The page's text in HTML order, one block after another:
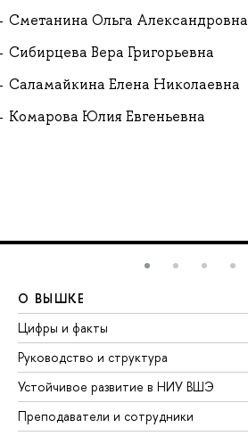
Сметанина Ольга Александровна
Сибирцева Вера Григорьевна
Саламайкина Елена Николаевна
Комарова Юлия Евгеньевна
О ВЫШКЕ
Цифры и факты
Руководство и структура
Устойчивое развитие в НИУ ВШЭ
Преподаватели и сотрудники